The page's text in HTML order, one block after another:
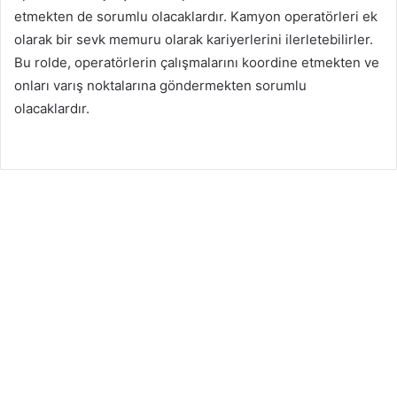
etmekten de sorumlu olacaklardır. Kamyon operatörleri ek
olarak bir sevk memuru olarak kariyerlerini ilerletebilirler.
Bu rolde, operatörlerin çalışmalarını koordine etmekten ve
onları varış noktalarına göndermekten sorumlu
olacaklardır.